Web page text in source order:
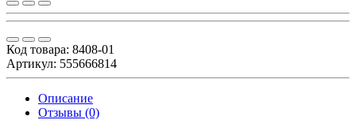
Код товара: 8408-01
Артикул: 555666814
Описание
Отзывы (0)